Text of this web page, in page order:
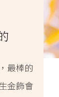
最棒的
金飾會